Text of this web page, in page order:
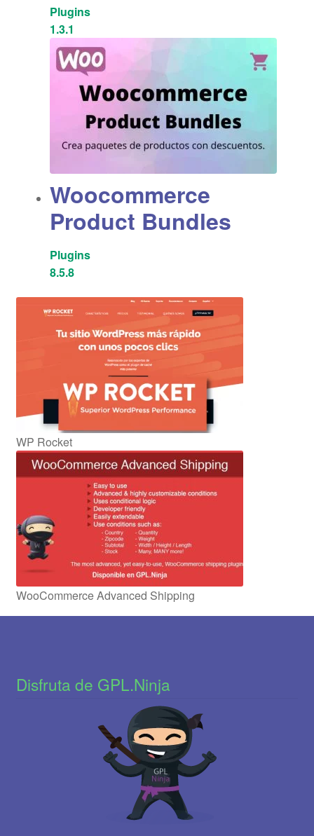
Plugins
1.3.1
Woocommerce
Product Bundles
Plugins
8.5.8
WP Rocket
WooCommerce Advanced Shipping
Disfruta de GPL.Ninja